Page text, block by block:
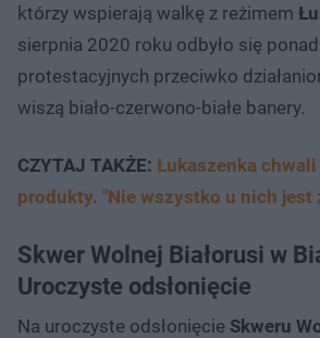
którzy wspierają walkę z reżimem
sierpnia 2020 roku odbyło się
protestacyjnych przeciwko
wiszą biało-czerwono-białe banery.
CZYTAJ TAKŻE: Łukaszenka
produkty. "Nie wszystko u nich jest
Skwer Wolnej Białorusi w
Uroczyste odsłonięcie
Na uroczyste odsłonięcie Skweru